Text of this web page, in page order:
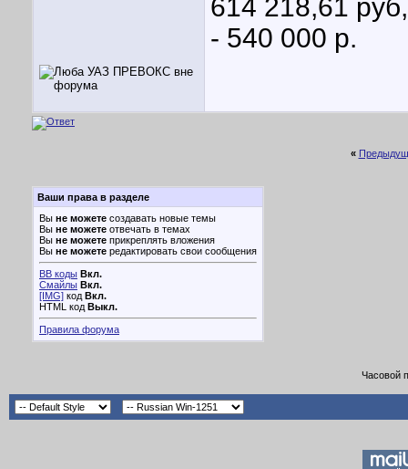
614 218,61
- 540 000 р.
«
Ваши права в разделе
Вы не можете создавать новые темы
Вы не можете отвечать в темах
Вы не можете прикреплять вложения
Вы не можете редактировать свои сообщения
BB коды Вкл.
Смайлы Вкл.
[IMG] код Вкл.
HTML код Выкл.
Правила форума
Часовой